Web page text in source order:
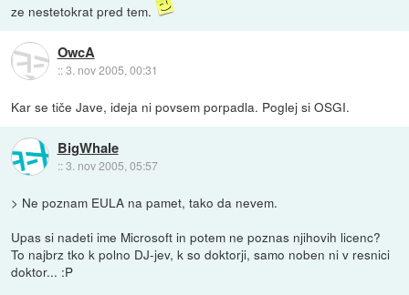
ze nestetokrat pred tem.
OwcA
::3. nov 2005, 00:31
Kar se tiče Jave, ideja ni povsem porpadla. Poglej si OSGI.
BigWhale
::3. nov 2005, 05:57
> Ne poznam EULA na pamet, tako da nevem.
Upas si nadeti ime Microsoft in potem ne poznas njihovih licenc?
To najbrz tko k polno DJ-jev, k so doktorji, samo noben ni v resnici
doktor... :P